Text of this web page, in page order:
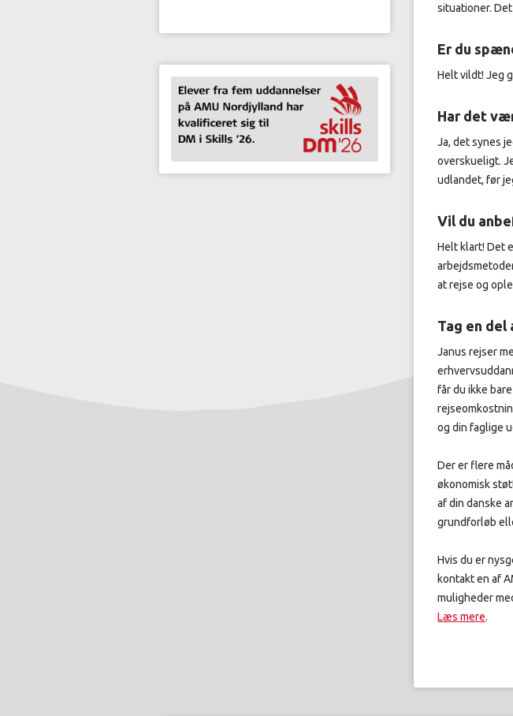
situationer.
Er du
Helt vildt! Jeg
Har det
Ja, det synes
overskueligt.
udlandet, før
Vil du
Helt klart! Det
at rejse og
Tag en del
Janus rejser
får du ikke
og din faglige
Der er flere
økonomisk
af din danske
grundforløb
Hvis du er
kontakt en af
muligheder
Læs mere.